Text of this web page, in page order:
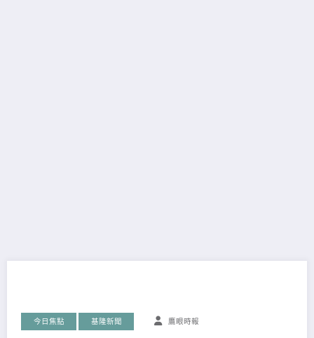
今日焦點 基隆新聞 鷹眼時報